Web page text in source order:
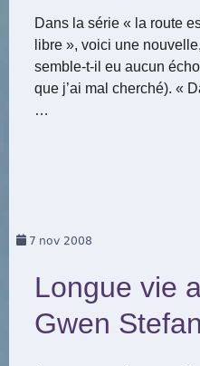
Dans la série « la route
libre », voici une
semble-t-il eu aucun
que j’ai mal cherché). «
…
7 nov 2008
Longue vie
Gwen